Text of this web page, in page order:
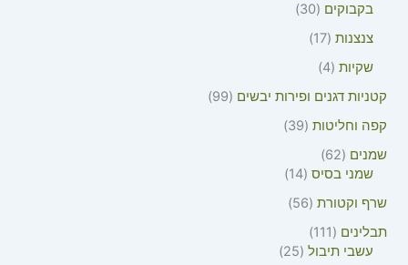
בקבוקים
30
צנצנות 17
שקיות 4
קטניות דגנים ופירות יבשים
99
קפה וחליטות 39
שמנים
62
שמני בסיס 14
שרף וקטורת 56
תבלינים
111
עשבי תיבול 25